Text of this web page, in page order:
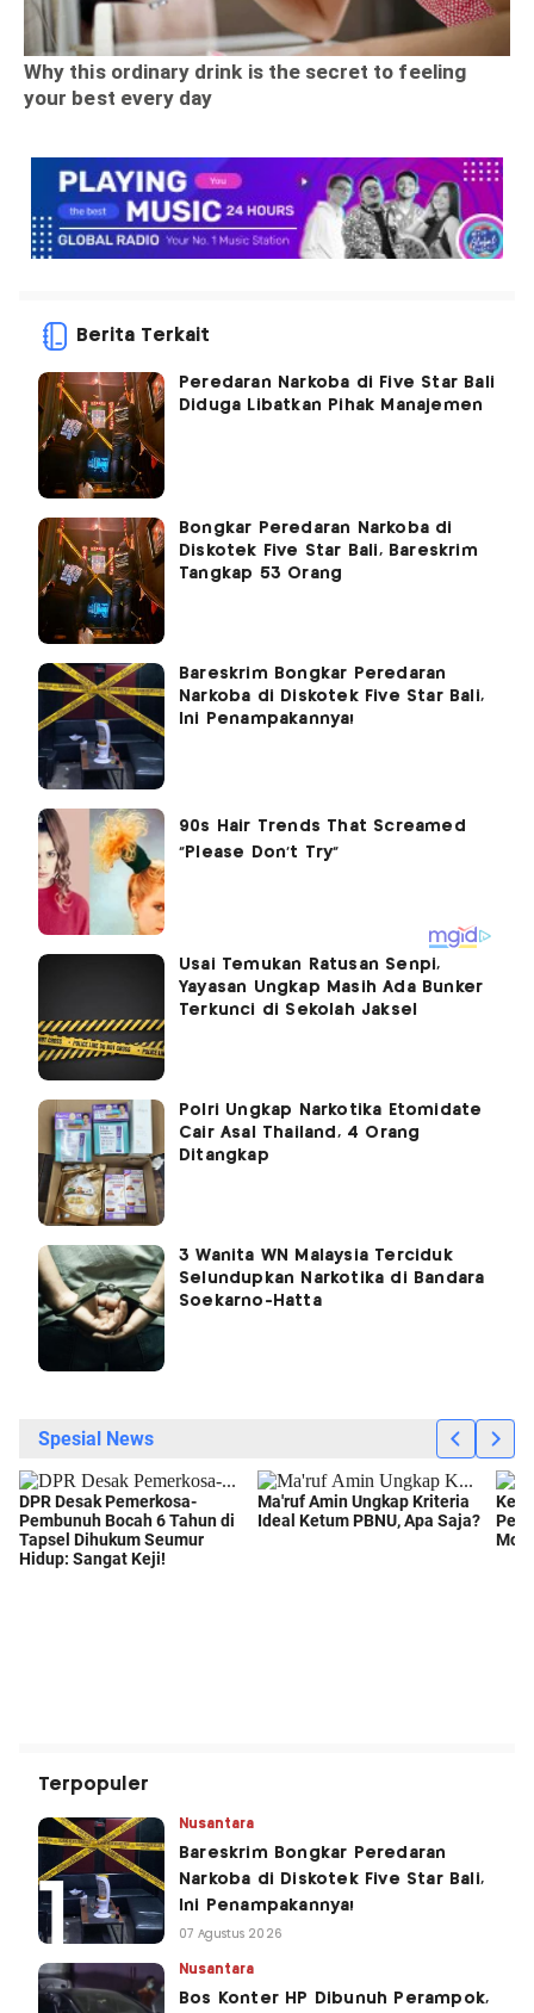
Berita Terkait
Peredaran Narkoba di Five Star Bali
Diduga Libatkan Pihak Manajemen
Bongkar Peredaran Narkoba di
Diskotek Five Star Bali, Bareskrim
Tangkap 53 Orang
Bareskrim Bongkar Peredaran
Narkoba di Diskotek Five Star Bali,
Ini Penampakannya!
Usai Temukan Ratusan Senpi,
Yayasan Ungkap Masih Ada Bunker
Terkunci di Sekolah Jaksel
Polri Ungkap Narkotika Etomidate
Cair Asal Thailand, 4 Orang
Ditangkap
3 Wanita WN Malaysia Terciduk
Selundupkan Narkotika di Bandara
Soekarno-Hatta
Terpopuler
Nusantara
Bareskrim Bongkar Peredaran
Narkoba di Diskotek Five Star Bali,
Ini Penampakannya!
07 Agustus 2026
Nusantara
Bos Konter HP Dibunuh Perampok,